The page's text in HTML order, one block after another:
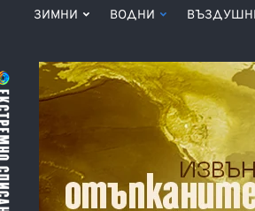
ЗИМНИ ВОДНИ